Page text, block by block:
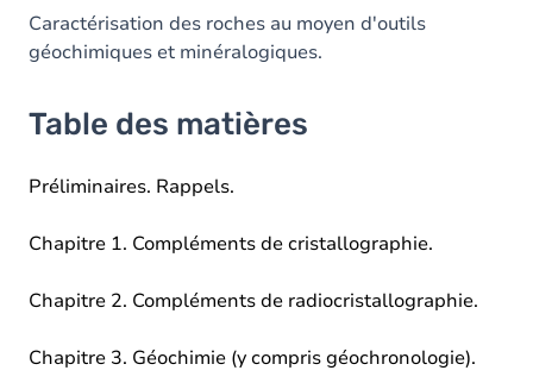
Caractérisation des roches au moyen d'outils
géochimiques et minéralogiques.
Table des matières
Préliminaires. Rappels.
Chapitre 1. Compléments de cristallographie.
Chapitre 2. Compléments de radiocristallographie.
Chapitre 3. Géochimie (y compris géochronologie).